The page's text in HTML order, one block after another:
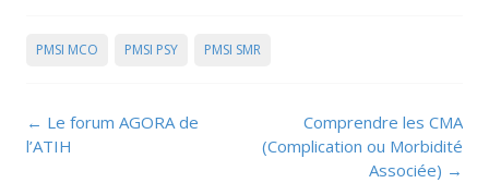
PMSI MCO PMSI PSY PMSI SMR
Post
navigation
← Le forum AGORA de
l’ATIH
Comprendre les CMA
(Complication ou Morbidité
Associée) →